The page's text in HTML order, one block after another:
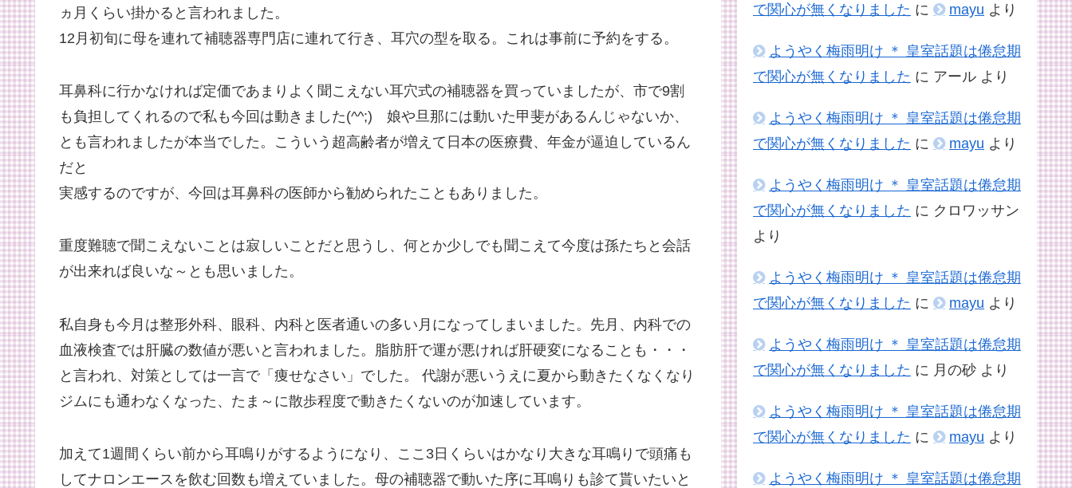
ヵ月くらい掛かると言われました。
12月初旬に母を連れて補聴器専門店に連れて行き、耳穴の型を取る。これは事前に予約をする。
耳鼻科に行かなければ定価であまりよく聞こえない耳穴式の補聴器を買っていましたが、市で9割
も負担してくれるので私も今回は動きました(^^;) 娘や旦那には動いた甲斐があるんじゃないか、
とも言われましたが本当でした。こういう超高齢者が増えて日本の医療費、年金が逼迫しているん
だと
実感するのですが、今回は耳鼻科の医師から勧められたこともありました。
重度難聴で聞こえないことは寂しいことだと思うし、何とか少しでも聞こえて今度は孫たちと会話
が出来れば良いな～とも思いました。
私自身も今月は整形外科、眼科、内科と医者通いの多い月になってしまいました。先月、内科での
血液検査では肝臓の数値が悪いと言われました。脂肪肝で運が悪ければ肝硬変になることも・・・
と言われ、対策としては一言で「痩せなさい」でした。 代謝が悪いうえに夏から動きたくなくなり
ジムにも通わなくなった、たま～に散歩程度で動きたくないのが加速しています。
加えて1週間くらい前から耳鳴りがするようになり、ここ3日くらいはかなり大きな耳鳴りで頭痛も
してナロンエースを飲む回数も増えていました。母の補聴器で動いた序に耳鳴りも診て貰いたいと
で関心が無くなりました に mayu より
ようやく梅雨明け ＊ 皇室話題は倦怠期
で関心が無くなりました に アール より
ようやく梅雨明け ＊ 皇室話題は倦怠期
で関心が無くなりました に mayu より
ようやく梅雨明け ＊ 皇室話題は倦怠期
で関心が無くなりました に クロワッサン
より
ようやく梅雨明け ＊ 皇室話題は倦怠期
で関心が無くなりました に mayu より
ようやく梅雨明け ＊ 皇室話題は倦怠期
で関心が無くなりました に 月の砂 より
ようやく梅雨明け ＊ 皇室話題は倦怠期
で関心が無くなりました に mayu より
ようやく梅雨明け ＊ 皇室話題は倦怠期